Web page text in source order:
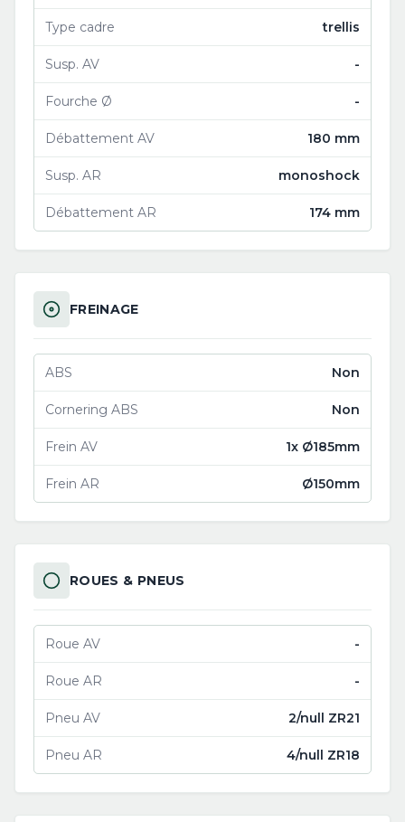
Type cadre trellis
Susp. AV -
Fourche Ø -
Débattement AV 180 mm
Susp. AR monoshock
Débattement AR 174 mm
FREINAGE
ABS Non
Cornering ABS Non
Frein AV 1x Ø185mm
Frein AR Ø150mm
ROUES & PNEUS
Roue AV -
Roue AR -
Pneu AV 2/null ZR21
Pneu AR 4/null ZR18